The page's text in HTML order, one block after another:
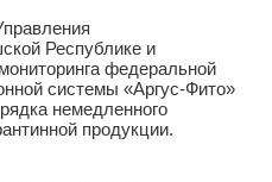
Республике и
федеральной
системы «Аргус-Фито»
немедленного
продукции.